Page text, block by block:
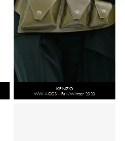
KENZO
WW ACCS - Fall/Winter 2020